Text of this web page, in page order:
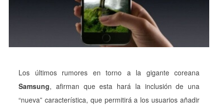
Los últimos rumores en torno a la gigante coreana
Samsung, afirman que esta hará la inclusión de una
“nueva” característica, que permitirá a los usuarios añadir